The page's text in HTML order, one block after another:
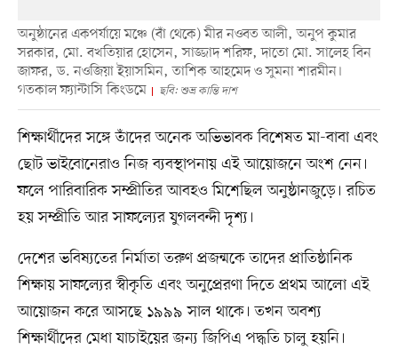
অনুষ্ঠানের একপর্যায়ে মঞ্চে (বাঁ থেকে) মীর নওবত আলী, অনুপ কুমার
সরকার, মো. বখতিয়ার হোসেন, সাজ্জাদ শরিফ, দাতো মো. সালেহ বিন
জাফর, ড. নওজিয়া ইয়াসমিন, তাশিক আহমেদ ও সুমনা শারমীন।
গতকাল ফ্যান্টাসি কিংডমে
ছবি: শুভ্র কান্তি দাশ
শিক্ষার্থীদের সঙ্গে তাঁদের অনেক অভিভাবক বিশেষত মা-বাবা এবং
ছোট ভাইবোনেরাও নিজ ব্যবস্থাপনায় এই আয়োজনে অংশ নেন।
ফলে পারিবারিক সম্প্রীতির আবহও মিশেছিল অনুষ্ঠানজুড়ে। রচিত
হয় সম্প্রীতি আর সাফল্যের যুগলবন্দী দৃশ্য।
দেশের ভবিষ্যতের নির্মাতা তরুণ প্রজন্মকে তাদের প্রাতিষ্ঠানিক
শিক্ষায় সাফল্যের স্বীকৃতি এবং অনুপ্রেরণা দিতে প্রথম আলো এই
আয়োজন করে আসছে ১৯৯৯ সাল থাকে। তখন অবশ্য
শিক্ষার্থীদের মেধা যাচাইয়ের জন্য জিপিএ পদ্ধতি চালু হয়নি।